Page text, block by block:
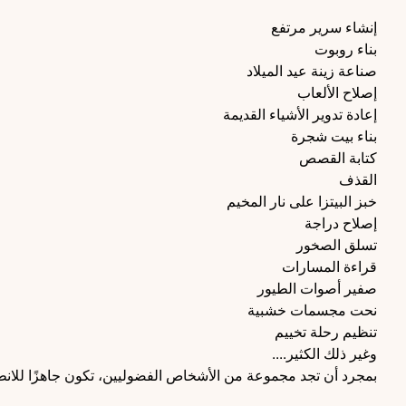
إنشاء سرير مرتفع
بناء روبوت
صناعة زينة عيد الميلاد
إصلاح الألعاب
إعادة تدوير الأشياء القديمة
بناء بيت شجرة
كتابة القصص
القذف
خبز البيتزا على نار المخيم
إصلاح دراجة
تسلق الصخور
قراءة المسارات
صفير أصوات الطيور
نحت مجسمات خشبية
تنظيم رحلة تخييم
وغير ذلك الكثير....
بمجرد أن تجد مجموعة من الأشخاص الفضوليين، تكون جاهزًا